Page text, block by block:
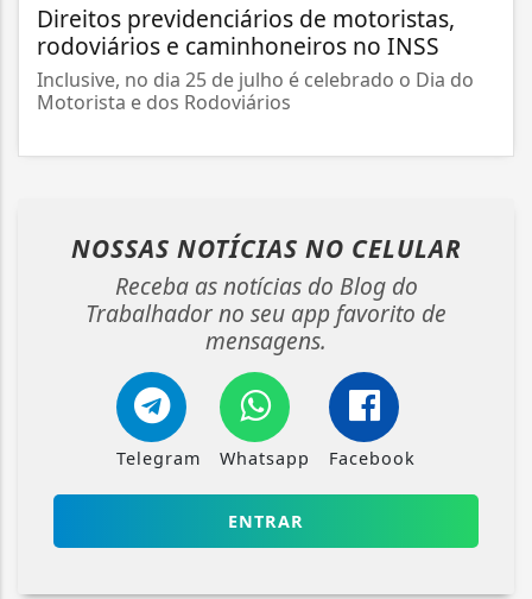
Direitos previdenciários de motoristas,
rodoviários e caminhoneiros no INSS
Inclusive, no dia 25 de julho é celebrado o Dia do
Motorista e dos Rodoviários
NOSSAS NOTÍCIAS NO CELULAR
Receba as notícias do Blog do
Trabalhador no seu app favorito de
mensagens.
Telegram Whatsapp Facebook
ENTRAR